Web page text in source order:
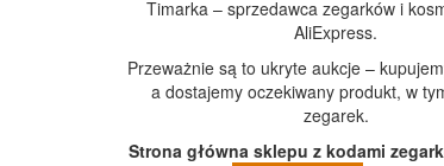
Timarka – sprzedawca zegarków i
AliExpress.
Przeważnie są to ukryte aukcje –
a dostajemy oczekiwany produkt, w
zegarek.
Strona główna sklepu z kodami